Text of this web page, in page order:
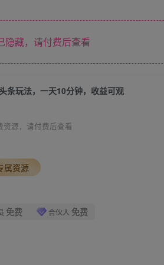
隐藏，请付费后查看
条玩法，一天10分钟，收益可观
资源，请付费后查看
属资源
免费 合伙人 免费